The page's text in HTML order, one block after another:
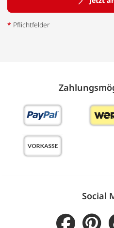
* Pflichtfelder
Social